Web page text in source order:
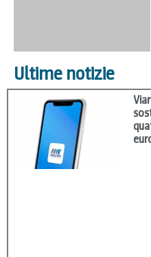
Ultime notizie